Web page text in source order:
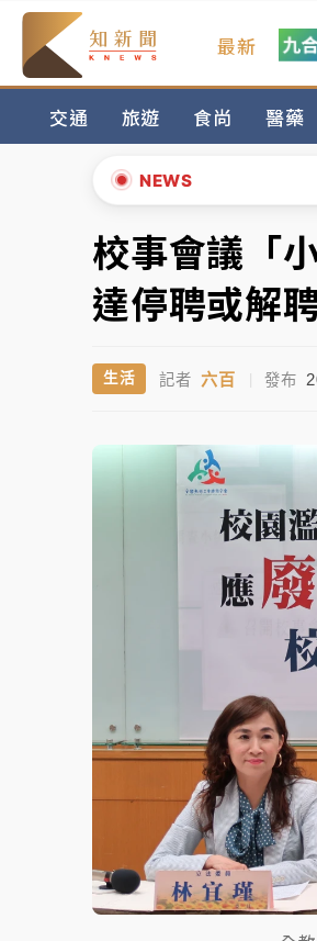
最新
交通 旅遊 食尚 醫藥
NEWS
暑假過三周才推「E宿
中信慈善基金會想增加
故宮《龍藏經》特展第
台東農業處長涉圖利渡
女律師陳昱瑄詐慈濟10
中信慈善基金會想增加
故宮《龍藏經》特展
台東農業處長涉圖利
父親節泡湯了！中颱
▲
▼
校事會議「
達停聘或解
生活 記者 六百 | 發布